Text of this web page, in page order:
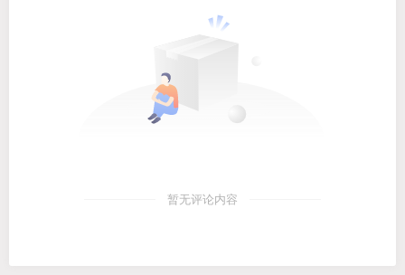
暂无评论内容